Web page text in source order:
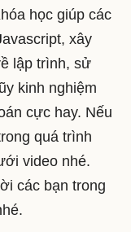
học giúp các
xây
lập trình, sử
kinh nghiệm
cực hay. Nếu
quá trình
video nhé.
các bạn trong